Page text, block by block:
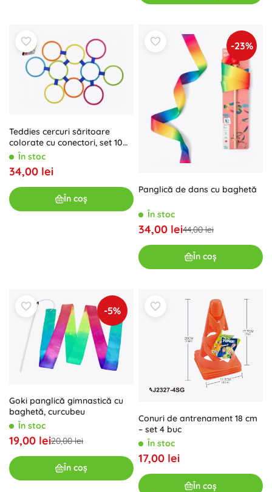
Teddies cercuri săritoare
colorate cu conectori, set 10
bucÎn stoc
34,00 lei
În coș
-23%
Panglică de dans cu baghetă
În stoc
34,00 lei44,00 lei
În coș
-5%
Goki panglică gimnastică cu
baghetă, curcubeu
În stoc
19,00 lei20,00 lei
În coș
Conuri de antrenament 18 cm
– set 4 buc
În stoc
17,00 lei
În coș